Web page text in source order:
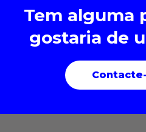
Tem alguma
gostaria de